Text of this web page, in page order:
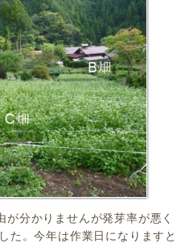
分かりませんが発芽率が悪く
た。今年は作業日になりますと